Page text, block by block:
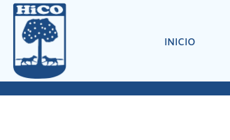
INICIO